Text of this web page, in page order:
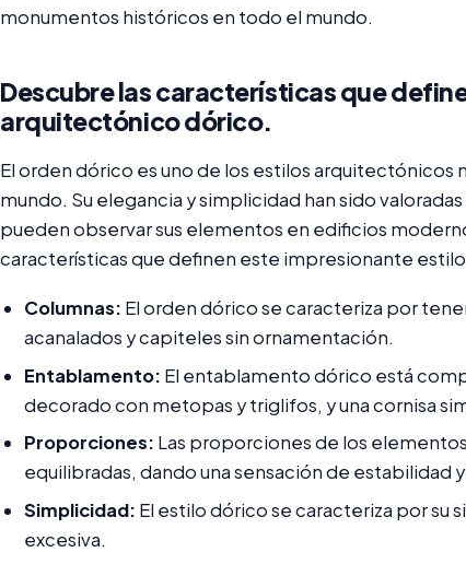
monumentos históricos en todo el mundo.
Descubre las características que
arquitectónico dórico.
El orden dórico es uno de los estilos arquitectónicos
mundo. Su elegancia y simplicidad han sido
pueden observar sus elementos en edificios
características que definen este impresionante
Columnas: El orden dórico se caracteriza por
acanalados y capiteles sin ornamentación.
Entablamento: El entablamento dórico está
decorado con metopas y triglifos, y una cornisa
Proporciones: Las proporciones de los
equilibradas, dando una sensación de estabilidad
Simplicidad: El estilo dórico se caracteriza por su
excesiva.